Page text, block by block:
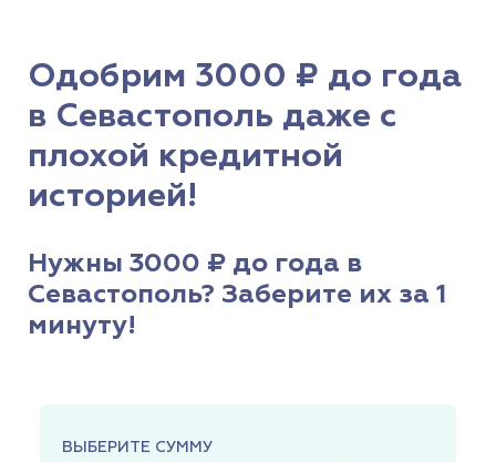
Одобрим 3000 ₽ до года
в Севастополь даже с
плохой кредитной
историей!
Нужны 3000 ₽ до года в
Севастополь? Заберите их за 1
минуту!
ВЫБЕРИТЕ СУММУ